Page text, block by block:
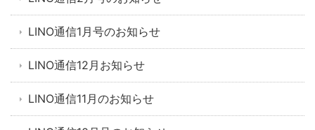
LINO通信1月号のお知らせ
LINO通信12月お知らせ
LINO通信11月のお知らせ